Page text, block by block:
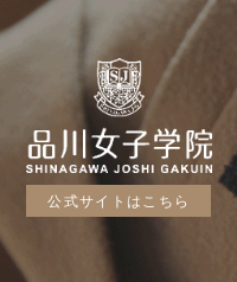
公式サイトはこちら